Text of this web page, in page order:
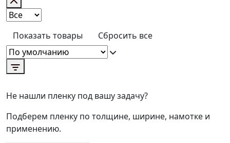
Показать товары Сбросить все
Не нашли пленку под вашу задачу?
Подберем пленку по толщине, ширине, намотке и
применению.